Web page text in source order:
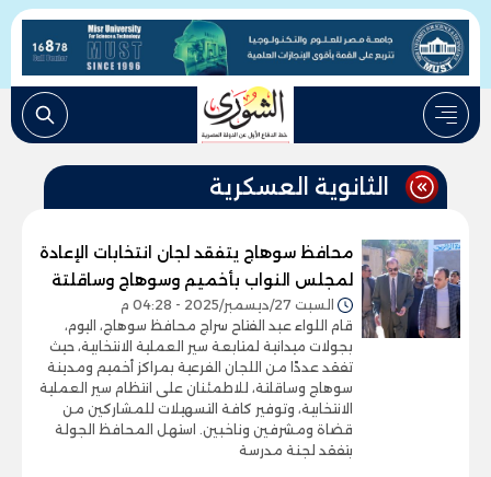
الثانوية العسكرية
محافظ سوهاج يتفقد لجان انتخابات الإعادة
لمجلس النواب بأخميم وسوهاج وساقلتة
السبت 27/ديسمبر/2025 - 04:28 م
قام اللواء عبد الفتاح سراج محافظ سوهاج، اليوم،
بجولات ميدانية لمتابعة سير العملية الانتخابية، حيث
تفقد عددًا من اللجان الفرعية بمراكز أخميم ومدينة
سوهاج وساقلتة، للاطمئنان على انتظام سير العملية
الانتخابية، وتوفير كافة التسهيلات للمشاركين من
قضاة ومشرفين وناخبين. استهل المحافظ الجولة
بتفقد لجنة مدرسة